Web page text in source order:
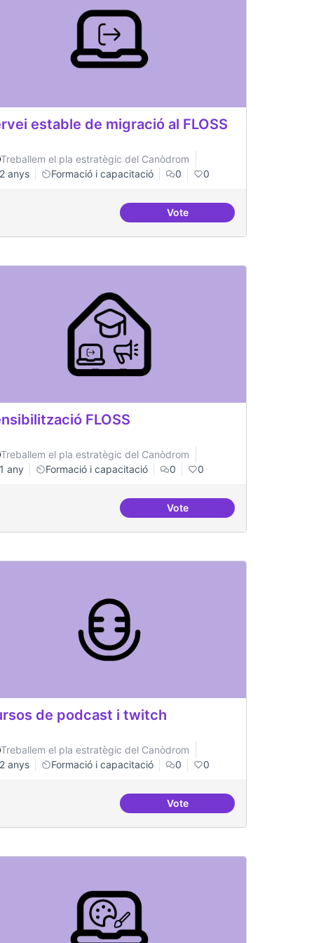
de formació del Canòdrom
estable de migració al FLOSS
Treballem el pla estratègic del Canòdrom
2 anys
Formació i capacitació 0 0
VoteServei estable de migració al
tràmits administratius
FLOSS
Treballem el pla estratègic del Canòdrom
1 any
Formació i capacitació 0 0
VoteSensibilització FLOSS
en innovació tecnològica
de podcast i twitch
Treballem el pla estratègic del Canòdrom
2 anys
Formació i capacitació 0 0
VoteCursos de podcast i twitch